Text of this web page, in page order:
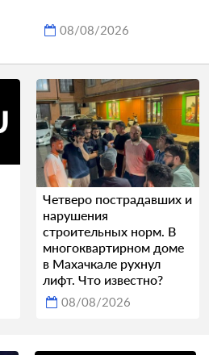
08/08/2026
Четверо пострадавших и
нарушения
строительных норм. В
многоквартирном доме
в Махачкале рухнул
лифт. Что известно?
08/08/2026